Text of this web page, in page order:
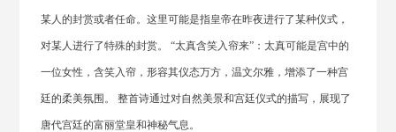
某人的封赏或者任命。这里可能是指皇帝在昨夜进行了某种仪式，
对某人进行了特殊的封赏。 “太真含笑入帘来”：太真可能是宫中的
一位女性，含笑入帘，形容其仪态万方，温文尔雅，增添了一种宫
廷的柔美氛围。 整首诗通过对自然美景和宫廷仪式的描写，展现了
唐代宫廷的富丽堂皇和神秘气息。